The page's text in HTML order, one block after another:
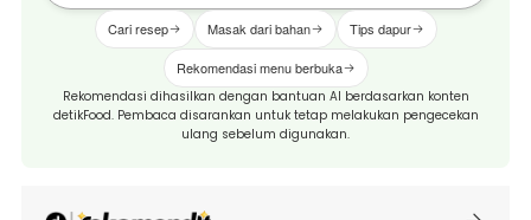
Cari resep Masak dari bahan Tips dapur
Rekomendasi menu berbuka
Rekomendasi dihasilkan dengan bantuan AI berdasarkan konten
detikFood. Pembaca disarankan untuk tetap melakukan pengecekan
ulang sebelum digunakan.